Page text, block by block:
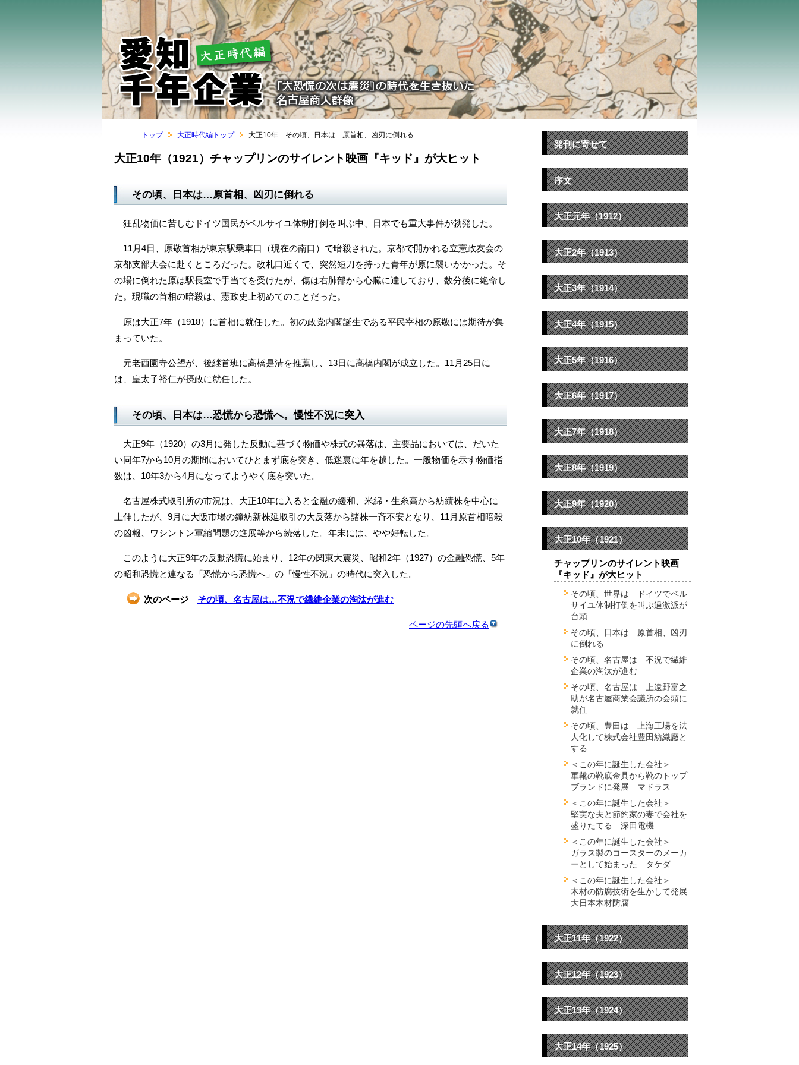
トップ 大正時代編トップ 大正10年 その頃、日本は…原首相、凶刃に倒れる
大正10年（1921）チャップリンのサイレント映画『キッド』が大ヒット
その頃、日本は…原首相、凶刃に倒れる
狂乱物価に苦しむドイツ国民がベルサイユ体制打倒を叫ぶ中、日本でも重大事件が勃発した。
11月4日、原敬首相が東京駅乗車口（現在の南口）で暗殺された。京都で開かれる立憲政友会の
京都支部大会に赴くところだった。改札口近くで、突然短刀を持った青年が原に襲いかかった。そ
の場に倒れた原は駅長室で手当てを受けたが、傷は右肺部から心臓に達しており、数分後に絶命し
た。現職の首相の暗殺は、憲政史上初めてのことだった。
原は大正7年（1918）に首相に就任した。初の政党内閣誕生である平民宰相の原敬には期待が集
まっていた。
元老西園寺公望が、後継首班に高橋是清を推薦し、13日に高橋内閣が成立した。11月25日に
は、皇太子裕仁が摂政に就任した。
その頃、日本は…恐慌から恐慌へ。慢性不況に突入
大正9年（1920）の3月に発した反動に基づく物価や株式の暴落は、主要品においては、だいた
い同年7から10月の期間においてひとまず底を突き、低迷裏に年を越した。一般物価を示す物価指
数は、10年3から4月になってようやく底を突いた。
名古屋株式取引所の市況は、大正10年に入ると金融の緩和、米綿・生糸高から紡績株を中心に
上伸したが、9月に大阪市場の鐘紡新株延取引の大反落から諸株一斉不安となり、11月原首相暗殺
の凶報、ワシントン軍縮問題の進展等から続落した。年末には、やや好転した。
このように大正9年の反動恐慌に始まり、12年の関東大震災、昭和2年（1927）の金融恐慌、5年
の昭和恐慌と連なる「恐慌から恐慌へ」の「慢性不況」の時代に突入した。
次のページ その頃、名古屋は…不況で繊維企業の淘汰が進む
ページの先頭へ戻る
発刊に寄せて
序文
大正元年（1912）
大正2年（1913）
大正3年（1914）
大正4年（1915）
大正5年（1916）
大正6年（1917）
大正7年（1918）
大正8年（1919）
大正9年（1920）
大正10年（1921）
チャップリンのサイレント映画
『キッド』が大ヒット
その頃、世界は ドイツでベル
サイユ体制打倒を叫ぶ過激派が
台頭
その頃、日本は 原首相、凶刃
に倒れる
その頃、名古屋は 不況で繊維
企業の淘汰が進む
その頃、名古屋は 上遠野富之
助が名古屋商業会議所の会頭に
就任
その頃、豊田は 上海工場を法
人化して株式会社豊田紡織廠と
する
＜この年に誕生した会社＞
軍靴の靴底金具から靴のトップ
ブランドに発展 マドラス
＜この年に誕生した会社＞
堅実な夫と節約家の妻で会社を
盛りたてる 深田電機
＜この年に誕生した会社＞
ガラス製のコースターのメーカ
ーとして始まった タケダ
＜この年に誕生した会社＞
木材の防腐技術を生かして発展
大日本木材防腐
大正11年（1922）
大正12年（1923）
大正13年（1924）
大正14年（1925）